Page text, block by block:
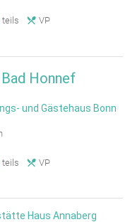
teils VP
Honnef
und Gästehaus Bonn
teils VP
Haus Annaberg